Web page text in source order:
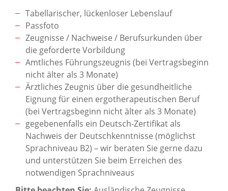
Tabellarischer, lückenloser Lebenslauf
Passfoto
Zeugnisse / Nachweise / Berufsurkunden über
die geforderte Vorbildung
Amtliches Führungszeugnis (bei Vertragsbeginn
nicht älter als 3 Monate)
Ärztliches Zeugnis über die gesundheitliche
Eignung für einen ergotherapeutischen Beruf
(bei Vertragsbeginn nicht älter als 3 Monate)
gegebenenfalls ein Deutsch-Zertifikat als
Nachweis der Deutschkenntnisse (möglichst
Sprachniveau B2) – wir beraten Sie gerne dazu
und unterstützen Sie beim Erreichen des
notwendigen Sprachniveaus